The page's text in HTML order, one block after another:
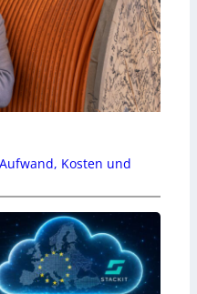
Kosten und